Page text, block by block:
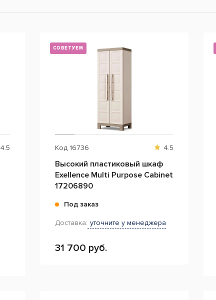
4.5
СОВЕТУЕМ
Код 16736 4.5
Высокий пластиковый шкаф
Exellence Multi Purpose Cabinet
17206890
Под заказ
Доставка: уточните у менеджера
31 700 руб.